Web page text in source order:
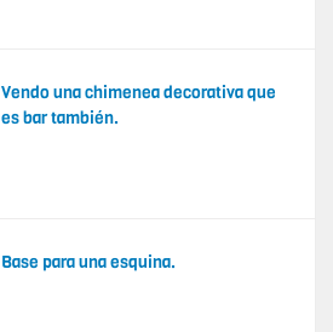
Vendo una chimenea decorativa que
es bar también.
Base para una esquina.